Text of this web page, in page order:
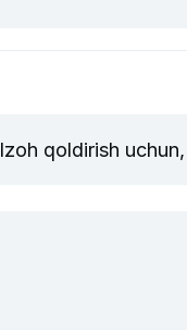
Izoh qoldirish